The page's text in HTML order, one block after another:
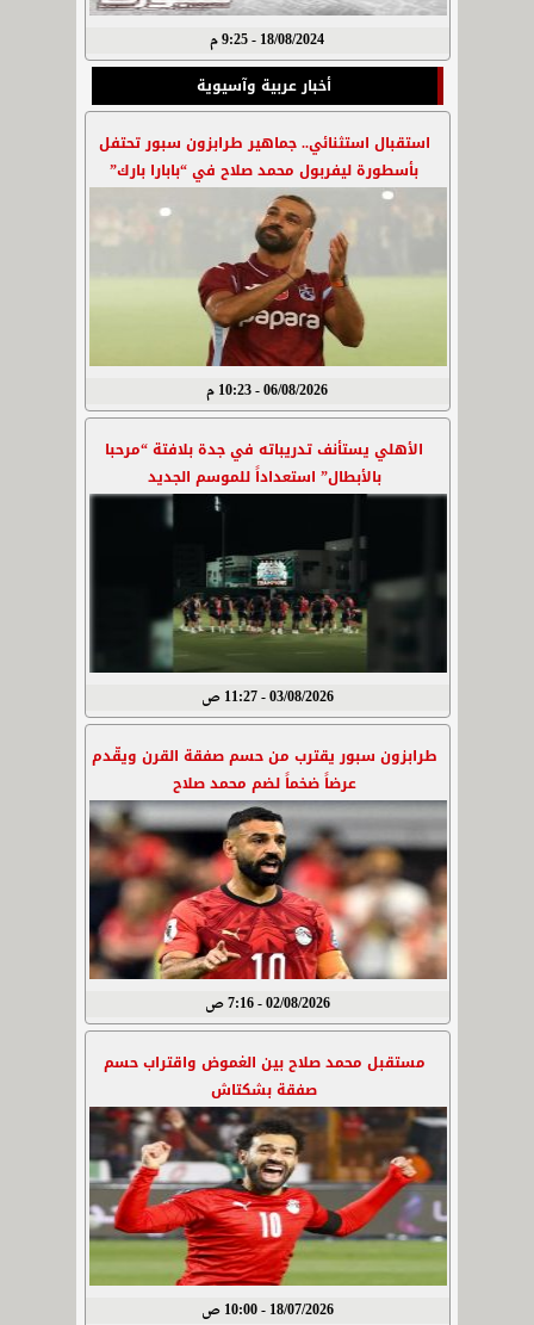
18/08/2024 - 9:25 م
أخبار عربية وآسيوية
استقبال استثنائي.. جماهير طرابزون سبور تحتفل
بأسطورة ليفربول محمد صلاح في “بابارا بارك”
06/08/2026 - 10:23 م
الأهلي يستأنف تدريباته في جدة بلافتة “مرحبا
بالأبطال” استعداداً للموسم الجديد
03/08/2026 - 11:27 ص
طرابزون سبور يقترب من حسم صفقة القرن ويقّدم
عرضاً ضخماً لضم محمد صلاح
02/08/2026 - 7:16 ص
مستقبل محمد صلاح بين الغموض واقتراب حسم
صفقة بشكتاش
18/07/2026 - 10:00 ص